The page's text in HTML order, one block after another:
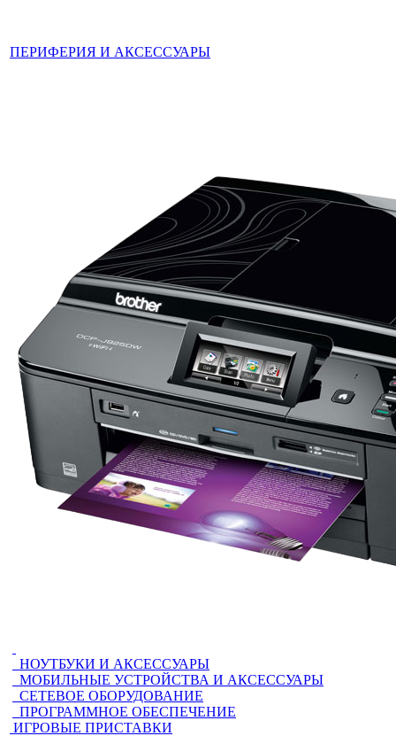
ПЕРИФЕРИЯ И АКСЕССУАРЫ
НОУТБУКИ И АКСЕССУАРЫ
МОБИЛЬНЫЕ УСТРОЙСТВА И АКСЕССУАРЫ
СЕТЕВОЕ ОБОРУДОВАНИЕ
ПРОГРАММНОЕ ОБЕСПЕЧЕНИЕ
ИГРОВЫЕ ПРИСТАВКИ